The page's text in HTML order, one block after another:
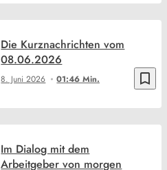
bookmark_border
8. Juni 2026 01:46 Min.
Die Kurznachrichten vom
08.06.2026
Im Dialog mit dem
Arbeitgeber von morgen